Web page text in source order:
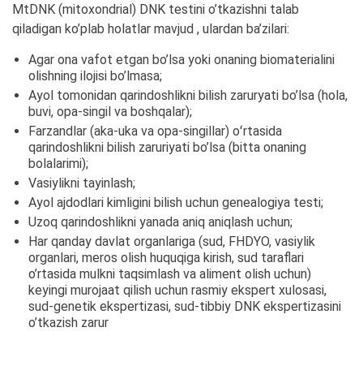
MtDNK (mitoxondrial) DNK testini o’tkazishni talab
qiladigan ko’plab holatlar mavjud , ulardan ba’zilari:
Agar ona vafot etgan bo’lsa yoki onaning biomaterialini
olishning ilojisi bo’lmasa;
Ayol tomonidan qarindoshlikni bilish zaruryati bo’lsa (hola,
buvi, opa-singil va boshqalar);
Farzandlar (aka-uka va opa-singillar) oʻrtasida
qarindoshlikni bilish zaruriyati bo’lsa (bitta onaning
bolalarimi);
Vasiylikni tayinlash;
Ayol ajdodlari kimligini bilish uchun genealogiya testi;
Uzoq qarindoshlikni yanada aniq aniqlash uchun;
Har qanday davlat organlariga (sud, FHDYO, vasiylik
organlari, meros olish huquqiga kirish, sud taraflari
o’rtasida mulkni taqsimlash va aliment olish uchun)
keyingi murojaat qilish uchun rasmiy ekspert xulosasi,
sud-genetik ekspertizasi, sud-tibbiy DNK ekspertizasini
o’tkazish zarur